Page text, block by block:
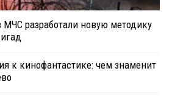
МЧС разработали новую методику
к кинофантастике: чем знаменит